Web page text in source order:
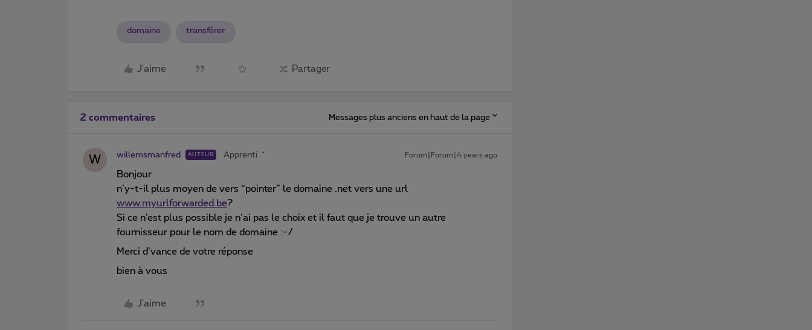
domaine transférer
J'aime Partager
2 commentaires Messages plus anciens en haut de la page
W willemsmanfred AUTEUR Apprenti Forum|Forum|4 years ago
Bonjour
n’y-t-il plus moyen de vers “pointer” le domaine .net vers une url
www.myurlforwarded.be?
Si ce n’est plus possible je n’ai pas le choix et il faut que je trouve un autre
fournisseur pour le nom de domaine :-/
Merci d’vance de votre réponse
bien à vous
J'aime